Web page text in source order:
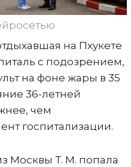
на Пхукете
с подозрением,
на фоне жары в 35
36-летней
чем
госпитализации.
Москвы Т. М. попала